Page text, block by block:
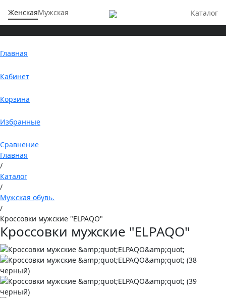
ЖенскаяМужская Каталог
Главная
Кабинет
Корзина
Избранные
Сравнение
Главная
/
Каталог
/
Мужская обувь.
/
Кроссовки мужские "ELPAQO"
Кроссовки мужские "ELPAQO"